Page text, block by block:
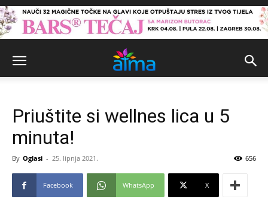
Priuštite si wellnes lica u 5
minuta!
By Oglasi - 25. lipnja 2021. 656
Facebook WhatsApp X